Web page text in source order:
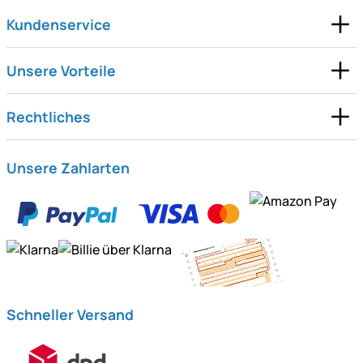
Kundenservice
Unsere Vorteile
Rechtliches
Unsere Zahlarten
Schneller Versand